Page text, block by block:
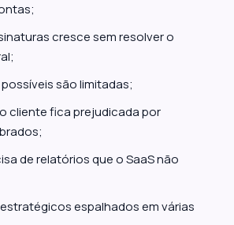
cresce sem resolver o
são limitadas;
cliente fica prejudicada por
de relatórios que o SaaS não
espalhados em várias